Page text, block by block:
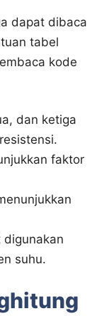
dapat dibaca
tabel
kode
dan ketiga
faktor
digunakan
suhu.